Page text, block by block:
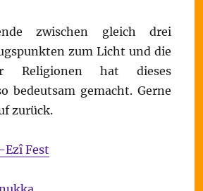
zwischen gleich drei
zum Licht und die
Religionen hat dieses
bedeutsam gemacht. Gerne
zurück.
Fest